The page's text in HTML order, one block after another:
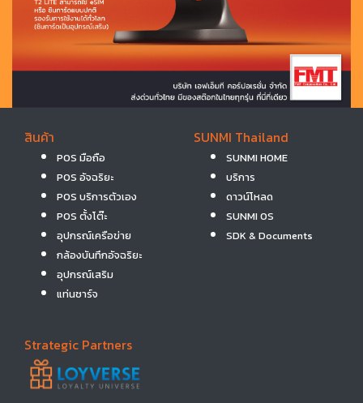
สินค้า
POS มือถือ
POS อัจฉริยะ
POS บริการตัวเอง
POS ตั้งโต๊ะ
อุปกรณ์เครือข่าย
กล้องบันทึกอัจฉริยะ
อุปกรณ์เสริม
แท่นชาร์จ
SUNMI Thailand
SUNMI HOME
บริการ
ดาวน์โหลด
SUNMI OS
SDK & Documents
Strategic Partners